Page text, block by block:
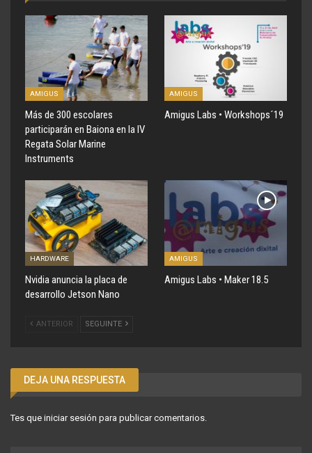
AMIGUS
Más de 300 escolares
participarán en Baiona en la IV
Regata Solar Marine
Instruments
AMIGUS
Amigus Labs • Workshops´19
HARDWARE
Nvidia anuncia la placa de
desarrollo Jetson Nano
AMIGUS
Amigus Labs • Maker 18.5
ANTERIOR SEGUINTE
DEJA UNA RESPUESTA
Tes que iniciar sesión para publicar comentarios.